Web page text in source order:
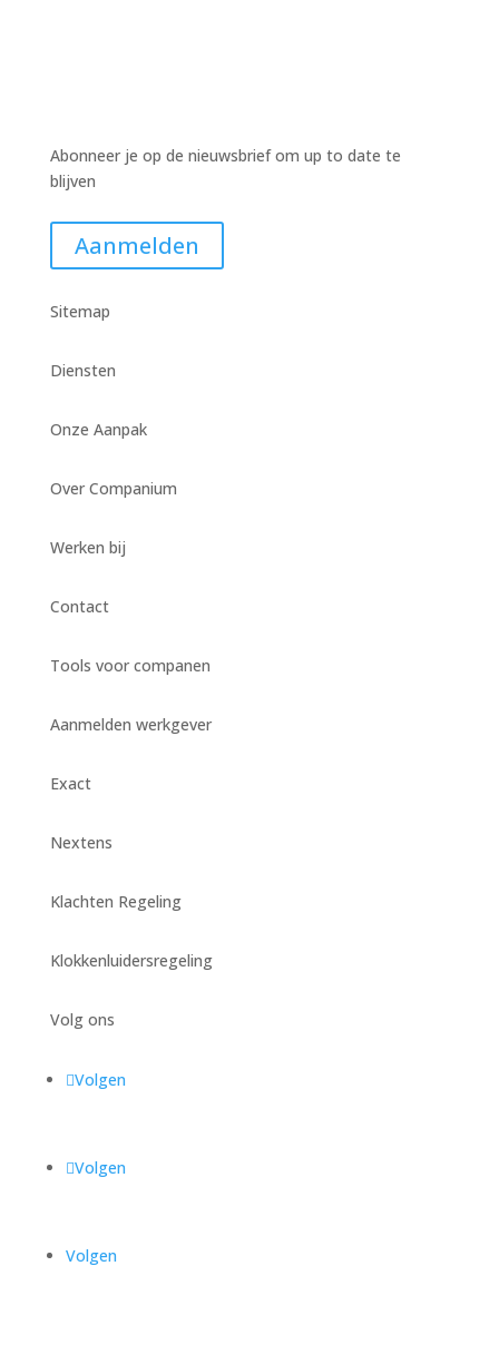
Abonneer je op de nieuwsbrief om up to date te
blijven
Aanmelden
Sitemap
Diensten
Onze Aanpak
Over Companium
Werken bij
Contact
Tools voor companen
Aanmelden werkgever
Exact
Nextens
Klachten Regeling
Klokkenluidersregeling
Volg ons
Volgen
Volgen
Volgen